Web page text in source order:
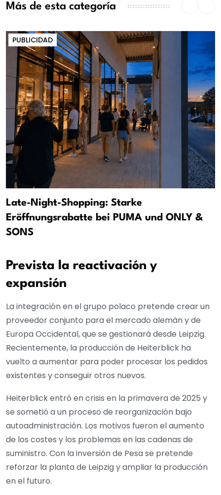
Más de esta categoría
PUBLICIDAD
Late-Night-Shopping: Starke
Eröffnungsrabatte bei PUMA und ONLY &
SONS
Prevista la reactivación y
expansión
La integración en el grupo polaco pretende crear un
proveedor conjunto para el mercado alemán y de
Europa Occidental, que se gestionará desde Leipzig.
Recientemente, la producción de Heiterblick ha
vuelto a aumentar para poder procesar los pedidos
existentes y conseguir otros nuevos.
Heiterblick entró en crisis en la primavera de 2025 y
se sometió a un proceso de reorganización bajo
autoadministración. Los motivos fueron el aumento
de los costes y los problemas en las cadenas de
suministro. Con la inversión de Pesa se pretende
reforzar la planta de Leipzig y ampliar la producción
en el futuro.